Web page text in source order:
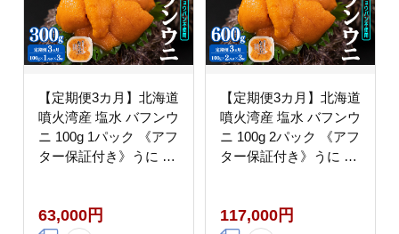
【定期便3カ月】北海道
噴火湾産 塩水 バフンウ
ニ 100g 1パック 《アフ
ター保証付き》うに ウ
厚 無添加 産地直送 産
63,000円
【定期便3カ月】北海道
噴火湾産 塩水 バフンウ
ニ 100g 2パック 《アフ
ター保証付き》うに ウ
厚 無添加 産地直送 産
117,000円